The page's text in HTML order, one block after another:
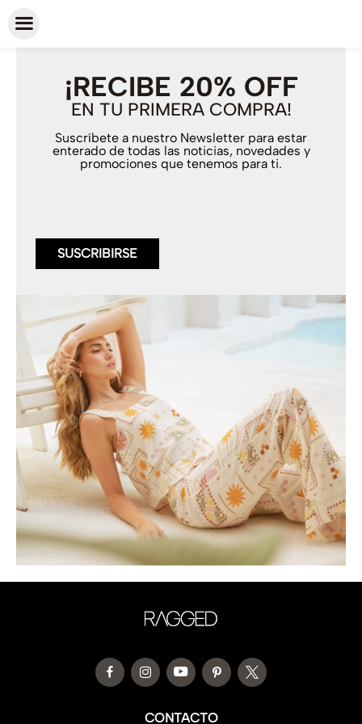
¡RECIBE 20% OFF
EN TU PRIMERA COMPRA!
Suscríbete a nuestro Newsletter para estar
enterado de todas las noticias, novedades y
promociones que tenemos para ti.
SUSCRIBIRSE
CONTACTO